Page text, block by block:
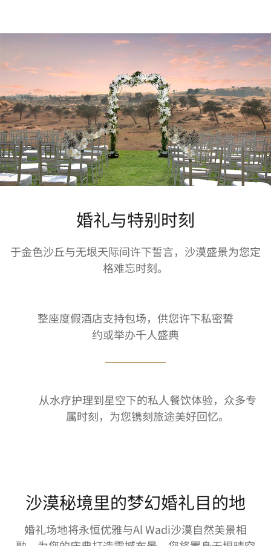
婚礼与特别时刻
于金色沙丘与无垠天际间许下誓言，沙漠盛景为您定
格难忘时刻。
整座度假酒店支持包场，供您许下私密誓
约或举办千人盛典
从水疗护理到星空下的私人餐饮体验，众多专
属时刻，为您镌刻旅途美好回忆。
沙漠秘境里的梦幻婚礼目的地
婚礼场地将永恒优雅与Al Wadi沙漠自然美景相